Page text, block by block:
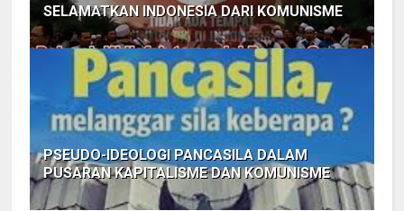
SELAMATKAN INDONESIA DARI KOMUNISME
PSEUDO-IDEOLOGI PANCASILA DALAM
PUSARAN KAPITALISME DAN KOMUNISME